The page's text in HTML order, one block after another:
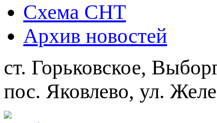
Схема СНТ
Архив новостей
ст. Горьковское,
пос. Яковлево, ул.